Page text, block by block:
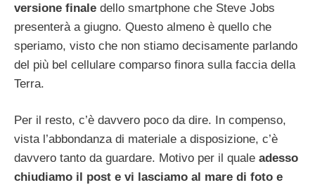
versione finale dello smartphone che Steve Jobs
presenterà a giugno. Questo almeno è quello che
speriamo, visto che non stiamo decisamente parlando
del più bel cellulare comparso finora sulla faccia della
Terra.
Per il resto, c’è davvero poco da dire. In compenso,
vista l’abbondanza di materiale a disposizione, c’è
davvero tanto da guardare. Motivo per il quale adesso
chiudiamo il post e vi lasciamo al mare di foto e